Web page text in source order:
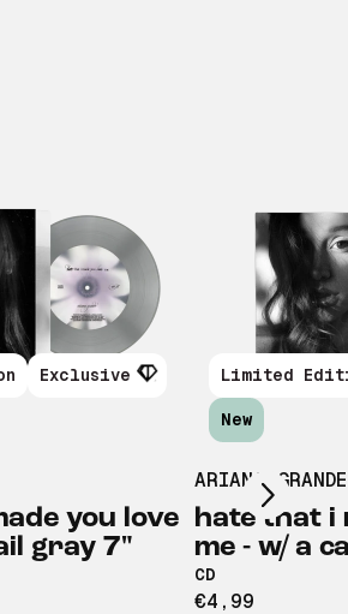
Exclusive
you love
gray 7"
Limited
New
ARIANA GRANDE
hate that i
me - w/ a
CD
€4,99
Scroll right